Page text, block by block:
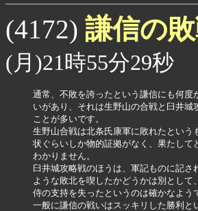
(4172) 謙信の
(月)21時55分29秒
通常、不敗を誇ったという謙信にも何度
いがあり、それは生野山の合戦と臼井城
ことが多いです。
生野山合戦は北条氏康軍に敗れたという
状ぐらいしか物的証拠がなく、果たして
わかりません。
臼井城攻略戦のほうは、軍記ものに記さ
ような敗北を喫したかどうかは別として
侍の支持を失ったというのは確かなよう
一般に謙信の戦いはスッキリした勝利と